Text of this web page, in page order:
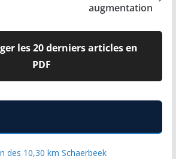
augmentation
les 20 derniers articles en
PDF
des 10,30 km Schaerbeek